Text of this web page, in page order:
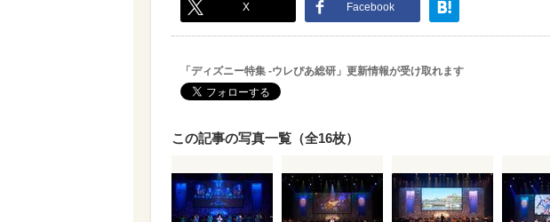
X Facebook
「ディズニー特集 -ウレぴあ総研」更新情報が受け取れます
この記事の写真一覧（全16枚）